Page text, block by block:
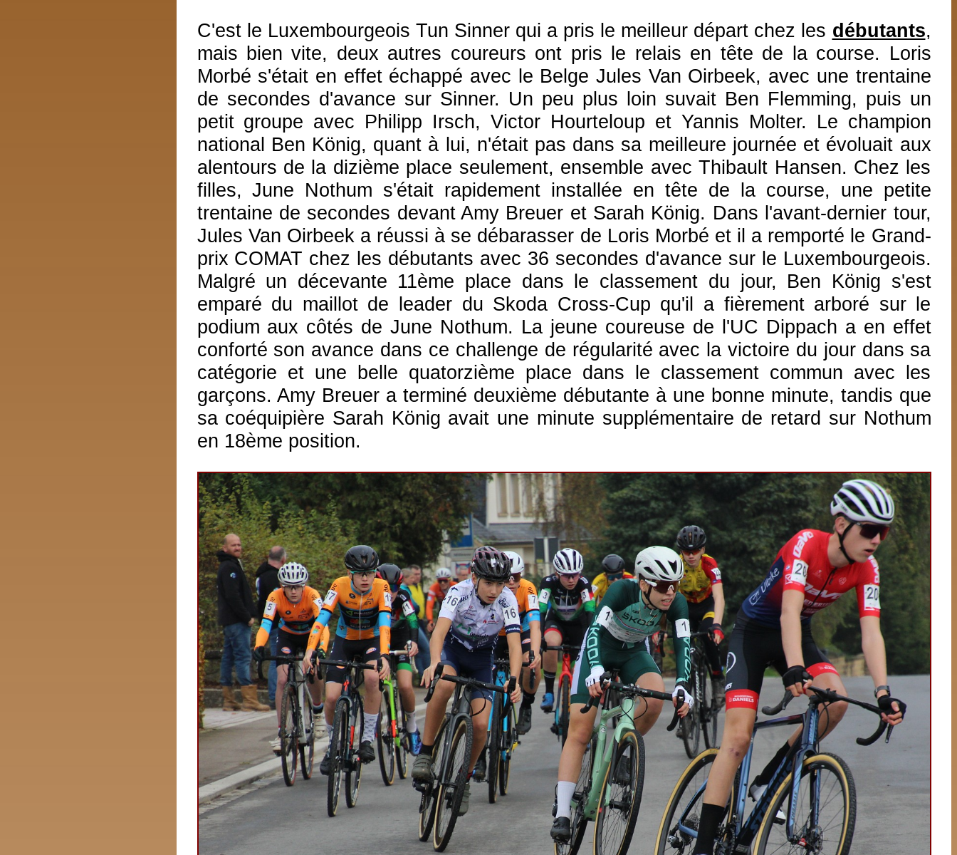
C'est le Luxembourgeois Tun Sinner qui a pris le meilleur départ chez les débutants,
mais bien vite, deux autres coureurs ont pris le relais en tête de la course. Loris
Morbé s'était en effet échappé avec le Belge Jules Van Oirbeek, avec une trentaine
de secondes d'avance sur Sinner. Un peu plus loin suvait Ben Flemming, puis un
petit groupe avec Philipp Irsch, Victor Hourteloup et Yannis Molter. Le champion
national Ben König, quant à lui, n'était pas dans sa meilleure journée et évoluait aux
alentours de la dizième place seulement, ensemble avec Thibault Hansen. Chez les
filles, June Nothum s'était rapidement installée en tête de la course, une petite
trentaine de secondes devant Amy Breuer et Sarah König. Dans l'avant-dernier tour,
Jules Van Oirbeek a réussi à se débarasser de Loris Morbé et il a remporté le Grand-
prix COMAT chez les débutants avec 36 secondes d'avance sur le Luxembourgeois.
Malgré un décevante 11ème place dans le classement du jour, Ben König s'est
emparé du maillot de leader du Skoda Cross-Cup qu'il a fièrement arboré sur le
podium aux côtés de June Nothum. La jeune coureuse de l'UC Dippach a en effet
conforté son avance dans ce challenge de régularité avec la victoire du jour dans sa
catégorie et une belle quatorzième place dans le classement commun avec les
garçons. Amy Breuer a terminé deuxième débutante à une bonne minute, tandis que
sa coéquipière Sarah König avait une minute supplémentaire de retard sur Nothum
en 18ème position.